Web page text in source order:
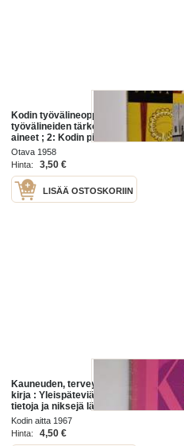
Kodin työvälineoppi 1: 1, Kodin
työvälineiden tärkeimmät raaka-
aineet ; 2: Kodin pienten
työvälineiden rakenne- ja
käyttöominaisuudet
Otava 1958
Hinta:
3,50 €
LISÄÄ OSTOSKORIIN
Kauneuden, terveyden ja kodin
kirja : Yleispäteviä valikoituja
tietoja ja niksejä lähtökohtana
terveys, kauneus, mielenterveys,
hygienia sekä kodin rakentaminen,
...
Kodin aitta 1967
Hinta:
4,50 €